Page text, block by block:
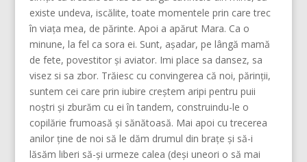
existe undeva, iscălite, toate momentele prin care trec
în viața mea, de părinte. Apoi a apărut Mara. Ca o
minune, la fel ca sora ei. Sunt, așadar, pe lângă mamă
de fete, povestitor și aviator. Imi place sa dansez, sa
visez si sa zbor. Trăiesc cu convingerea că noi, părinţii,
suntem cei care prin iubire creştem aripi pentru puii
noştri şi zburăm cu ei în tandem, construindu-le o
copilărie frumoasă şi sănătoasă. Mai apoi cu trecerea
anilor ține de noi să le dăm drumul din braţe și să-i
lăsăm liberi să-și urmeze calea (deşi uneori o să mai